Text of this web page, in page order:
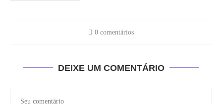
0 comentários
DEIXE UM COMENTÁRIO